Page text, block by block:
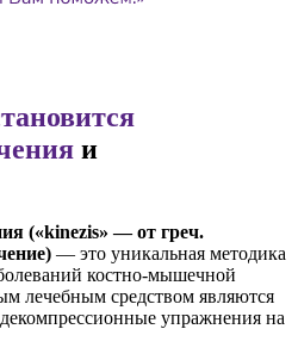
и
(«kinezis» — от греч.
— это уникальная методика
костно-мышечной
лечебным средством являются
упражнения на